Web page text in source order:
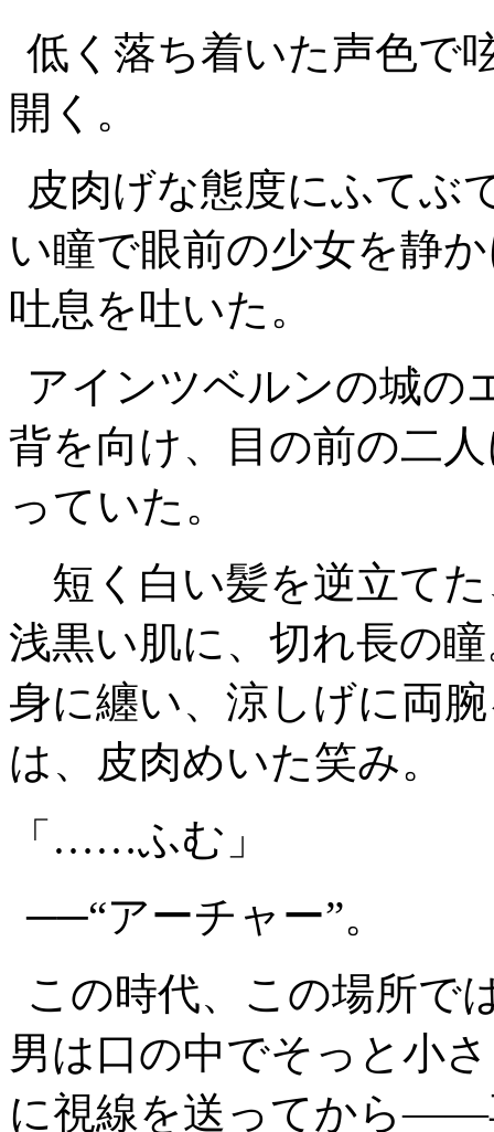
低く落ち着いた声色で
開く。
皮肉げな態度にふてぶ
い瞳で眼前の少女を静
吐息を吐いた。
アインツベルンの城の
背を向け、目の前の二
っていた。
短く白い髪を逆立て
浅黒い肌に、切れ長の
身に纏い、涼しげに両
は、皮肉めいた笑み。
「……ふむ」
──“アーチャー”。
この時代、この場所で
男は口の中でそっと小
に視線を送ってから――